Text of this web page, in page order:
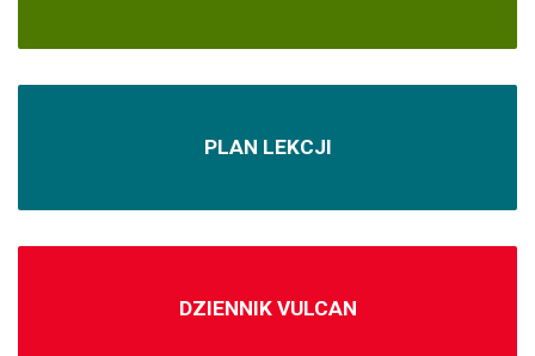
PLAN LEKCJI
DZIENNIK VULCAN